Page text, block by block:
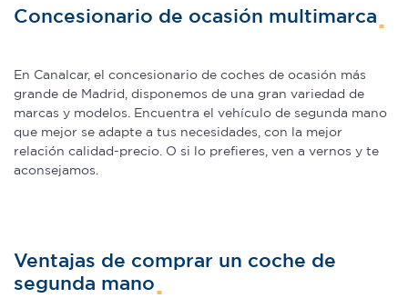
Concesionario de ocasión multimarca
En Canalcar, el concesionario de coches de ocasión más
grande de Madrid, disponemos de una gran variedad de
marcas y modelos. Encuentra el vehículo de segunda mano
que mejor se adapte a tus necesidades, con la mejor
relación calidad-precio. O si lo prefieres, ven a vernos y te
aconsejamos.
Ventajas de comprar un coche de
segunda mano